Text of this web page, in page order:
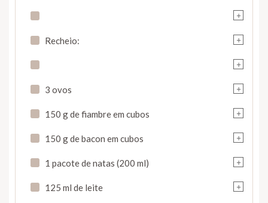
+
+
Recheio:
+
+
3 ovos
+
150 g de fiambre em cubos
+
150 g de bacon em cubos
+
1 pacote de natas (200 ml)
+
125 ml de leite